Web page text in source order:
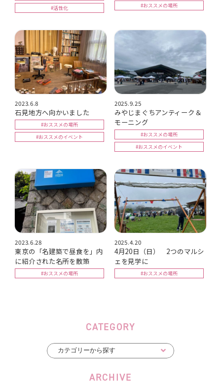
#活性化
#おススメの場所
2023.6.8
石見地方へ向かいました
#おススメの場所
#おススメのイベント
2025.9.25
みやじまぐちアンティーク＆
モーニング
#おススメの場所
#おススメのイベント
2023.6.28
東京の「名建築で昼食を」内
に紹介された名所を散策
#おススメの場所
2025.4.20
4月20日（日） 2つのマルシ
ェを見学に
#おススメの場所
CATEGORY
ARCHIVE